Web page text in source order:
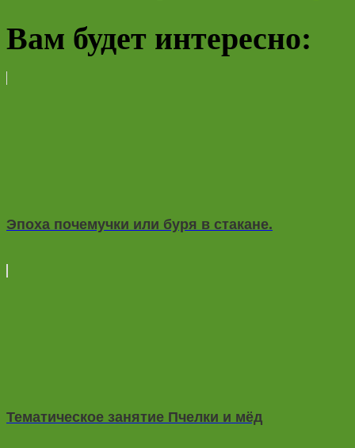
Вам будет интересно:
Эпоха почемучки или буря в стакане.
Тематическое занятие Пчелки и мёд